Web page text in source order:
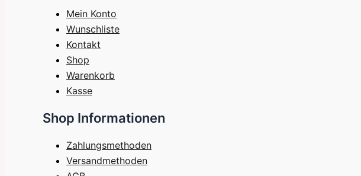
Mein Konto
Wunschliste
Kontakt
Shop
Warenkorb
Kasse
Shop Informationen
Zahlungsmethoden
Versandmethoden